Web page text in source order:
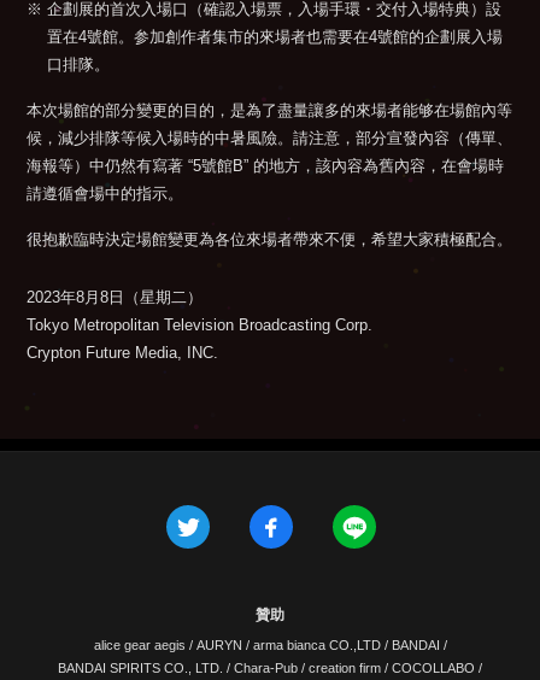
※ 企劃展的首次入場口（確認入場票，入場手環・交付入場特典）設
置在4號館。参加創作者集市的來場者也需要在4號館的企劃展入場
口排隊。
本次場館的部分變更的目的，是為了盡量讓多的來場者能够在場館內等
候，減少排隊等候入場時的中暑風險。請注意，部分宣發內容（傳單、
海報等）中仍然有寫著 “5號館B” 的地方，該內容為舊內容，在會場時
請遵循會場中的指示。
很抱歉臨時決定場館變更為各位來場者帶來不便，希望大家積極配合。
2023年8月8日（星期二）
Tokyo Metropolitan Television Broadcasting Corp.
Crypton Future Media, INC.
贊助
alice gear aegis / AURYN / arma bianca CO.,LTD/ BANDAI /
BANDAI SPIRITS CO., LTD. / Chara-Pub / creation firm / COCOLLABO /